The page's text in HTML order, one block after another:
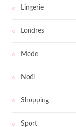
Lingerie
Londres
Mode
Noël
Shopping
Sport